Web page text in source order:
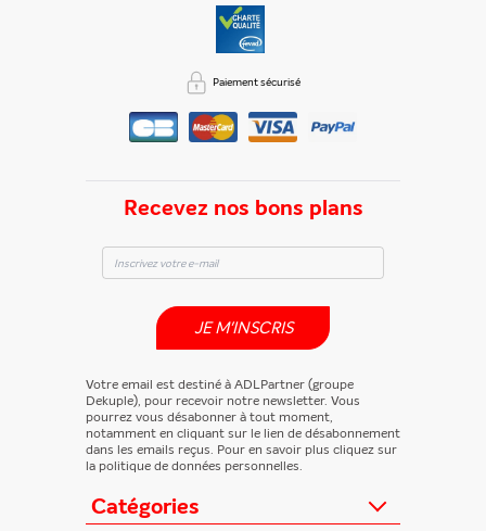
Catégories
Recevez nos bons plans
JE M'INSCRIS
Votre email est destiné à ADLPartner (groupe
Dekuple), pour recevoir notre newsletter. Vous
pourrez vous désabonner à tout moment,
notamment en cliquant sur le lien de désabonnement
dans les emails reçus. Pour en savoir plus cliquez sur
la politique de données personnelles.
Paiement sécurisé